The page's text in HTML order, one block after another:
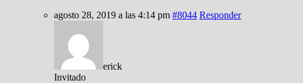
agosto 28, 2019 a las 4:14 pm #8044 Responder
erick
Invitado